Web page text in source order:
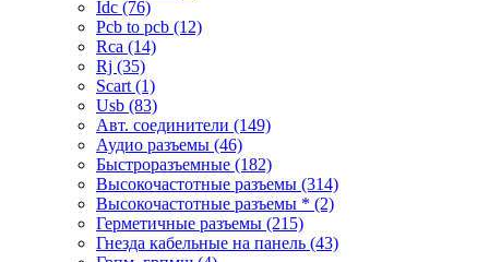
Idc (76)
Pcb to pcb (12)
Rca (14)
Rj (35)
Scart (1)
Usb (83)
Авт. соединители (149)
Аудио разъемы (46)
Быстроразъемные (182)
Высокочастотные разъемы (314)
Высокочастотные разъемы * (2)
Герметичные разъемы (215)
Гнезда кабельные на панель (43)